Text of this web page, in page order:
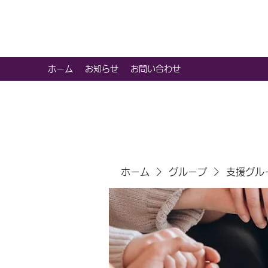
ホーム お知らせ お問い合わせ
ホーム グループ 支援グル